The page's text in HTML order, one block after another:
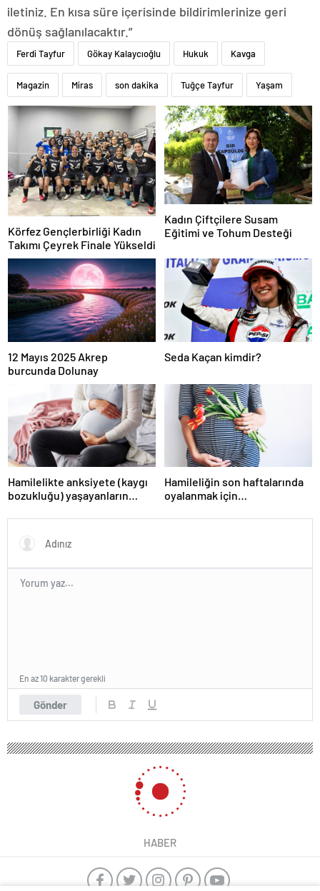
iletiniz. En kısa süre içerisinde bildirimlerinize geri
dönüş sağlanılacaktır.”
Ferdi Tayfur Gökay Kalaycıoğlu Hukuk Kavga
Magazin Miras son dakika Tuğçe Tayfur Yaşam
Körfez Gençlerbirliği Kadın
Takımı Çeyrek Finale Yükseldi
Kadın Çiftçilere Susam
Eğitimi ve Tohum Desteği
12 Mayıs 2025 Akrep
burcunda Dolunay
Seda Kaçan kimdir?
Hamilelikte anksiyete (kaygı
bozukluğu) yaşayanların
Hamileliğin son haftalarında
oyalanmak için…
Gönder
En az 10 karakter gerekli
HABER